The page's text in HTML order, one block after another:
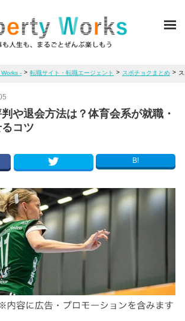
- > 転職サイト・転職エージェント > スポチョクまとめ >
や退会方法は？体育会系が就職・
コツ
B!